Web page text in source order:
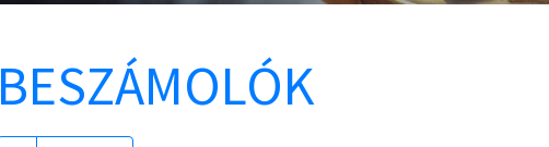
BESZÁMOLÓK